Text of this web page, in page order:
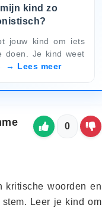
kind zo
jouw kind om iets
doen. Je kind weet
Lees meer
0
kritische woorden en
Leer je kind om